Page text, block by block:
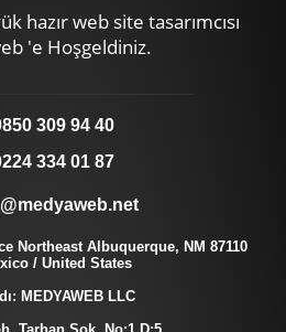
hazır web site tasarımcısı
'e Hoşgeldiniz.
309 94 40
334 01 87
Northeast Albuquerque, NM 87110
/ United States
MEDYAWEB LLC